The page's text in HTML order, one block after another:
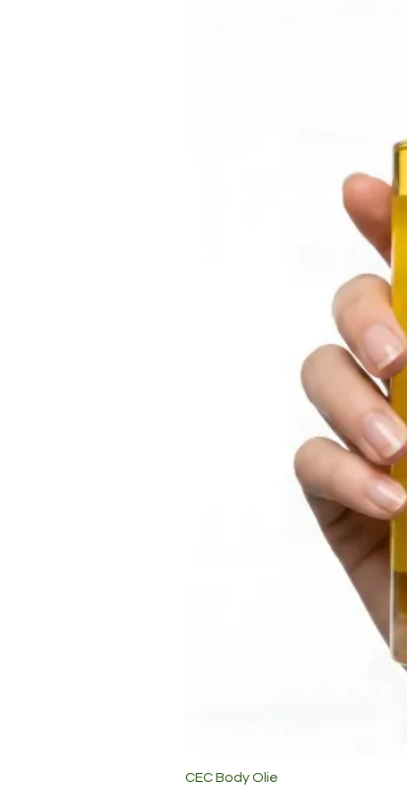
CEC Body Olie